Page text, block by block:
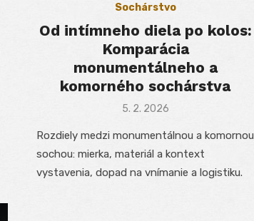
Sochárstvo
Od intímneho diela po kolos:
Komparácia
monumentálneho a
komorného sochárstva
Posted
5. 2. 2026
Rozdiely medzi monumentálnou a komornou
sochou: mierka, materiál a kontext
vystavenia, dopad na vnímanie a logistiku.